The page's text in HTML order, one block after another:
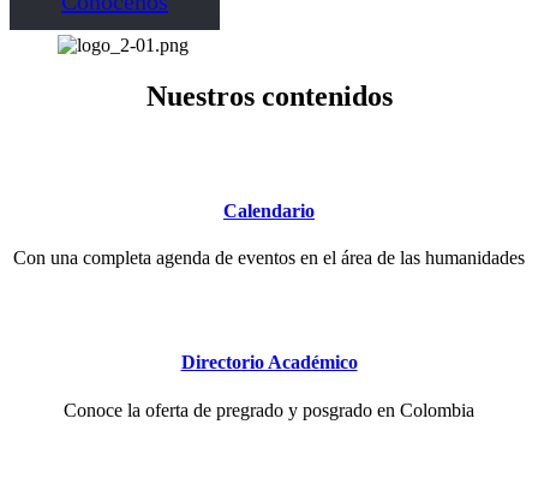
Nuestros contenidos
Calendario
Con una completa agenda de eventos en el área de las humanidades
Directorio Académico
Conoce la oferta de pregrado y posgrado en Colombia